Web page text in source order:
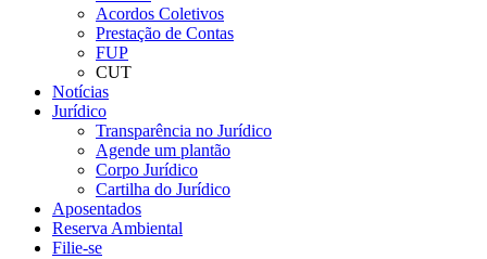
Acordos Coletivos
Prestação de Contas
FUP
CUT
Notícias
Jurídico
Transparência no Jurídico
Agende um plantão
Corpo Jurídico
Cartilha do Jurídico
Aposentados
Reserva Ambiental
Filie-se